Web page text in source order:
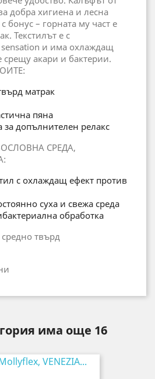
добра хигиена и лесна
бонус – горната му част е
Текстилът е с
sensation и има охлаждащ
срещу акари и бактерии.
матрак
пяна
допълнителен релакс
СРЕДА,
с охлаждащ ефект против
суха и свежа среда
обработка
твърд
има още 16